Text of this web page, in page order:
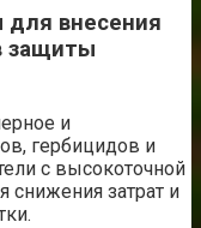
для внесения
защиты
и
гербицидов и
с высокоточной
снижения затрат и